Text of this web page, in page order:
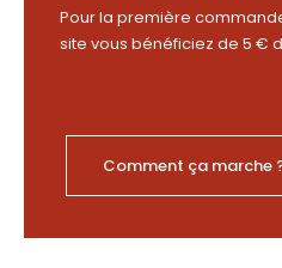
Pour la première
site vous bénéficiez de 5 €
Comment ça marche